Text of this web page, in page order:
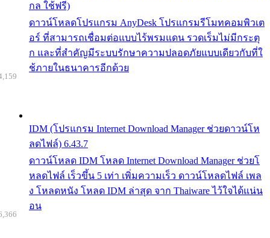
กล ใช้ฟรี)
ดาวน์โหลดโปรแกรม AnyDesk โปรแกรมรีโมทคอมพิวเต
อร์ ที่สามารถเชื่อมต่อแบบไร้พรมแดน รวดเร็มไม่มีกระตุ
ก และที่สำคัญมีระบบรักษาความปลอดภัยแบบเดียวกับที่ใ
ช้ภายในธนาคารอีกด้วย
IDM (โปรแกรม Internet Download Manager ช่วยดาวน์โห
ลดไฟล์) 6.43.7
ดาวน์โหลด IDM โหลด Internet Download Manager ช่วยโ
หลดไฟล์ เร็วขึ้น 5 เท่า เพิ่มความเร็ว ดาวน์โหลดไฟล์ เพล
ง โหลดหนัง โหลด IDM ล่าสุด จาก Thaiware ไว้ใจได้แน่น
อน